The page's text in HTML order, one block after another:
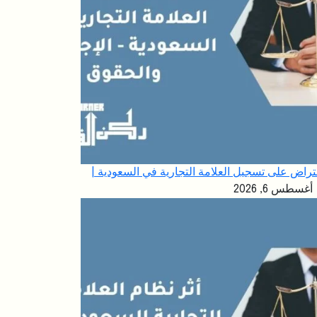
على تسجيل العلامة التجارية في السعودية |
أغسطس 6, 2026